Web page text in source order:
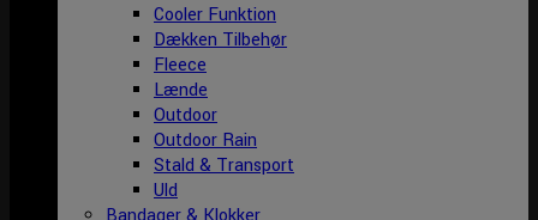
Cooler Funktion
Dækken Tilbehør
Fleece
Lænde
Outdoor
Outdoor Rain
Stald & Transport
Uld